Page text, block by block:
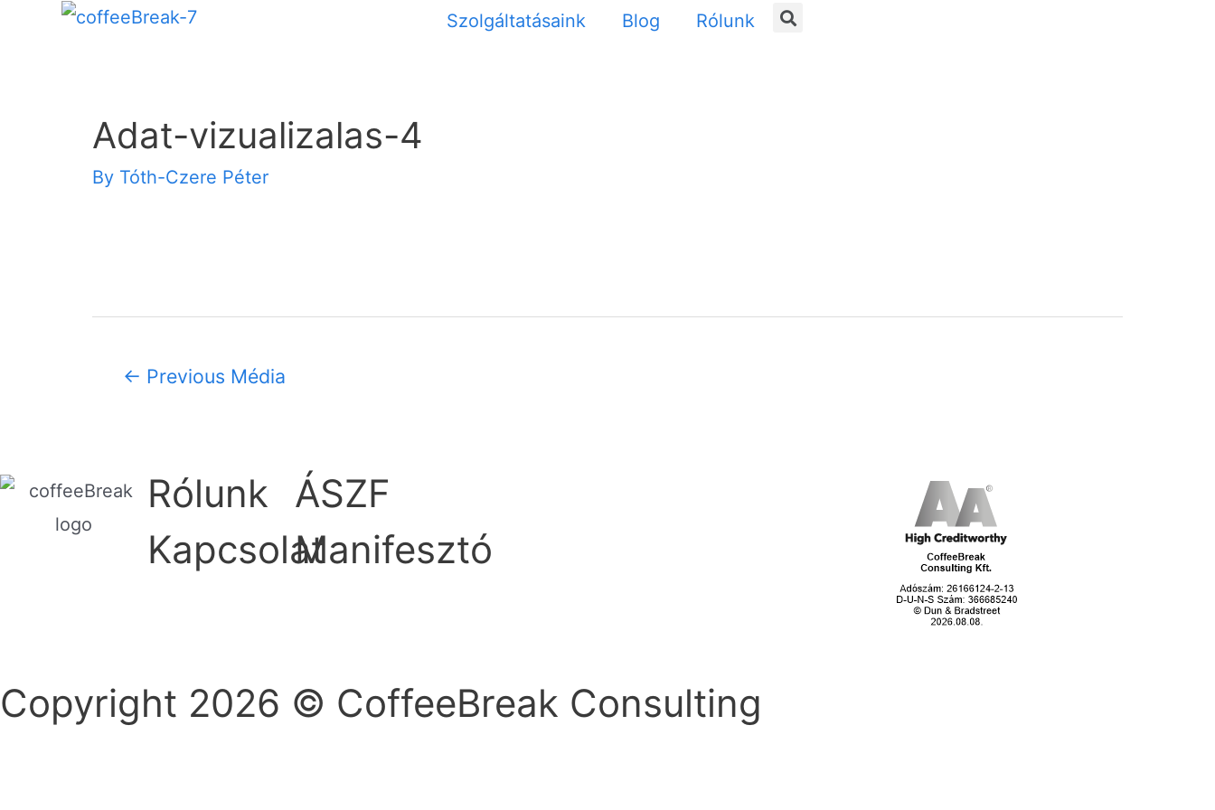
Szolgáltatásaink Blog Rólunk
Adat-vizualizalas-4
By Tóth-Czere Péter
← Previous Média
Rólunk
Kapcsolat
ÁSZF
Manifesztó
Copyright 2026 © CoffeeBreak Consulting